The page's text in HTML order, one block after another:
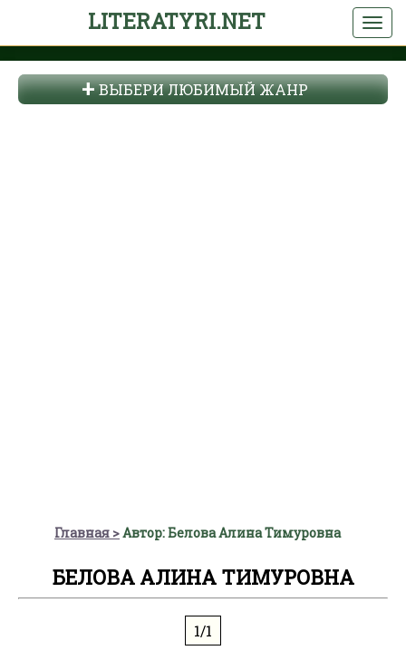
LITERATYRI.NET
ВЫБЕРИ ЛЮБИМЫЙ ЖАНР
Главная Автор: Белова Алина Тимуровна
БЕЛОВА АЛИНА ТИМУРОВНА
1/1